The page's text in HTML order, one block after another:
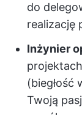
do
realizację
Inżynier
(biegłość
Twoją